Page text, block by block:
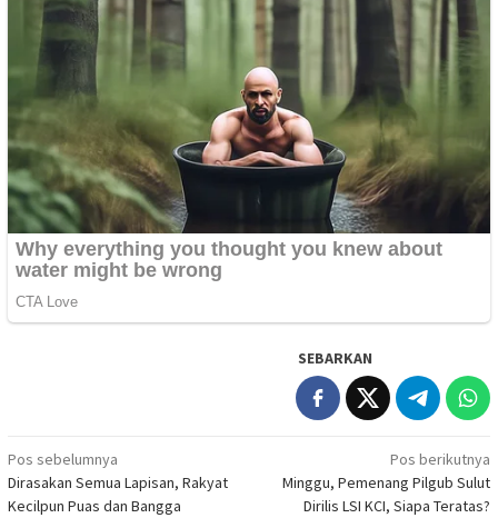
SEBARKAN
Navigasi
pos
Pos sebelumnya
Dirasakan Semua Lapisan, Rakyat
Kecilpun Puas dan Bangga
Pos berikutnya
Minggu, Pemenang Pilgub Sulut
Dirilis LSI KCI, Siapa Teratas?